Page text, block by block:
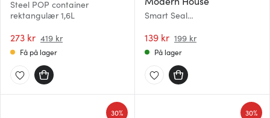
Steel POP container
rektangulær 1,6L
273 kr 419 kr
Få på lager
Smart Seal
139 kr 199 kr
På lager
30% 30%